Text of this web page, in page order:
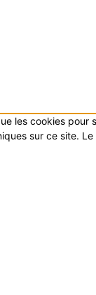
les cookies
sur ce site.